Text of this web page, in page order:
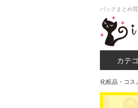
パックまとめ
カテ
化粧品・コス